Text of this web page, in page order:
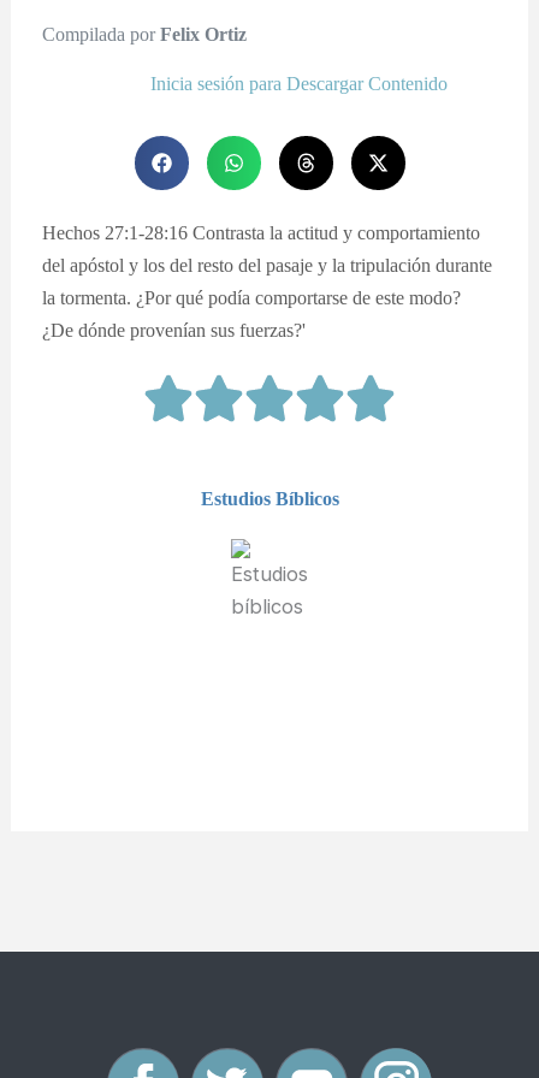
Compilada porFelix Ortiz
Inicia sesión para Descargar Contenido
Hechos 27:1-28:16 Contrasta la actitud y comportamiento
del apóstol y los del resto del pasaje y la tripulación durante
la tormenta. ¿Por qué podía comportarse de este modo?
¿De dónde provenían sus fuerzas?'
Estudios Bíblicos